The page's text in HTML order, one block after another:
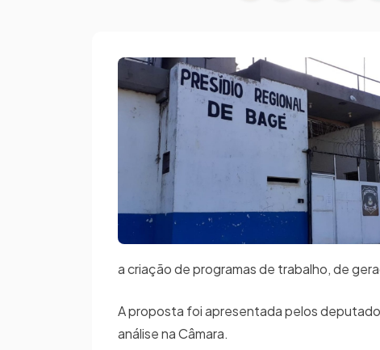
a criação de programas de trabalho, de
A proposta foi apresentada pelos
análise na Câmara.